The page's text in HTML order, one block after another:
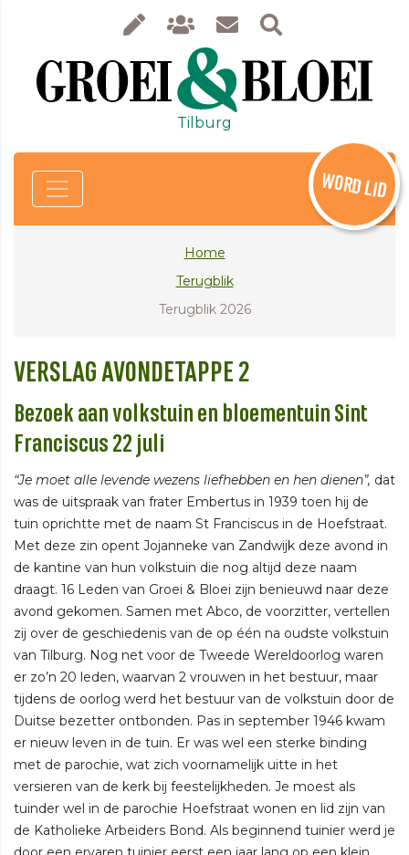
Tilburg
WORD LID
Home
Terugblik
Terugblik 2026
VERSLAG AVONDETAPPE 2
Bezoek aan volkstuin en bloementuin Sint
Franciscus 22 juli
“Je moet alle levende wezens liefhebben en hen dienen”, dat
was de uitspraak van frater Embertus in 1939 toen hij de
tuin oprichtte met de naam St Franciscus in de Hoefstraat.
Met deze zin opent Jojanneke van Zandwijk deze avond in
de kantine van hun volkstuin die nog altijd deze naam
draagt. 16 Leden van Groei & Bloei zijn benieuwd naar deze
avond gekomen. Samen met Abco, de voorzitter, vertellen
zij over de geschiedenis van de op één na oudste volkstuin
van Tilburg. Nog net voor de Tweede Wereldoorlog waren
er zo’n 20 leden, waarvan 2 vrouwen in het bestuur, maar
tijdens de oorlog werd het bestuur van de volkstuin door de
Duitse bezetter ontbonden. Pas in september 1946 kwam
er nieuw leven in de tuin. Er was wel een sterke binding
met de parochie, wat zich voornamelijk uitte in het
versieren van de kerk bij feestelijkheden. Je moest als
tuinder wel in de parochie Hoefstraat wonen en lid zijn van
de Katholieke Arbeiders Bond. Als beginnend tuinier werd je